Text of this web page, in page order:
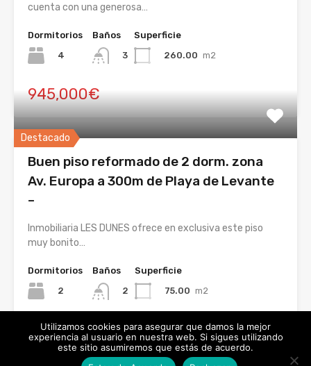
cuenta con una generosa…
Dormitorios
4
Baños
3
Superficie
260.00 m2
945,000€
Destacado
Buen piso reformado de 2 dorm. zona
Av. Europa a 300m de Playa de Levante
–
Inmobiliaria LES DUNES ofrece en exclusiva este piso
muy bonito…
Dormitorios
2
Baños
2
Superficie
75.00 m2
En Venta
290,000€
Utilizamos cookies para asegurar que damos la mejor
experiencia al usuario en nuestra web. Si sigues utilizando
este sitio asumiremos que estás de acuerdo.